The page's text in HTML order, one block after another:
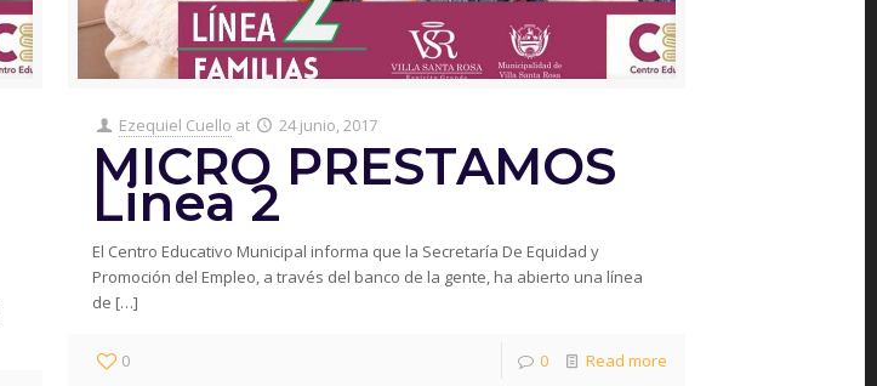
Ezequiel Cuello at 24 junio, 2017
MICRO PRESTAMOS
Linea 2
El Centro Educativo Municipal informa que la Secretaría De Equidad y
Promoción del Empleo, a través del banco de la gente, ha abierto una línea
de […]
0 0 Read more